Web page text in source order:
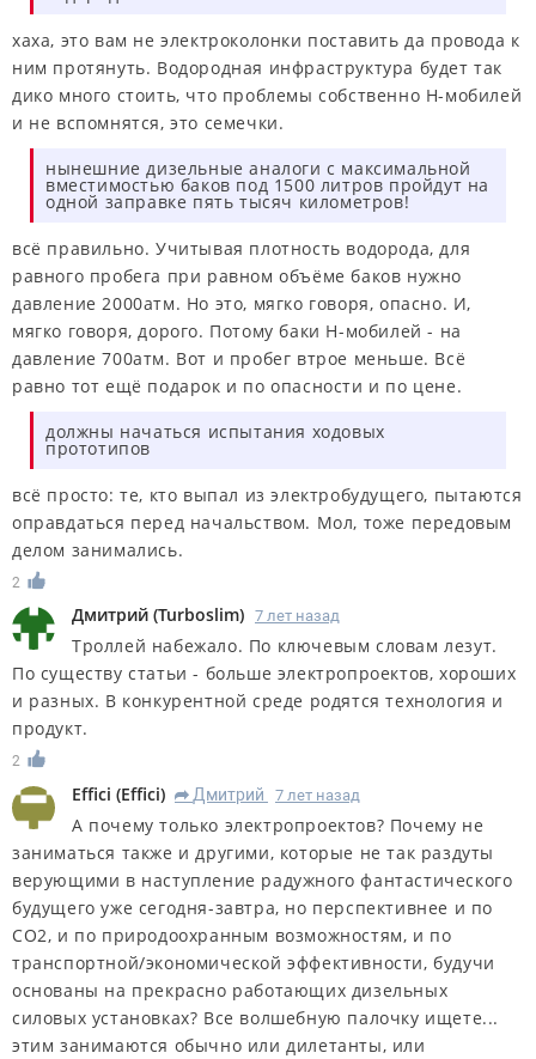
хаха, это вам не электроколонки поставить да провода к
ним протянуть. Водородная инфраструктура будет так
дико много стоить, что проблемы собственно Н-мобилей
и не вспомнятся, это семечки.
нынешние дизельные аналоги с максимальной
вместимостью баков под 1500 литров ­пройдут на
одной заправке пять тысяч километров!
всё правильно. Учитывая плотность водорода, для
равного пробега при равном объёме баков нужно
давление 2000атм. Но это, мягко говоря, опасно. И,
мягко говоря, дорого. Потому баки H-мобилей - на
давление 700атм. Вот и пробег втрое меньше. Всё
равно тот ещё подарок и по опасности и по цене.
должны начаться испытания ходовых
прототипов
всё просто: те, кто выпал из электробудущего, пытаются
оправдаться перед начальством. Мол, тоже передовым
делом занимались.
2
Дмитрий (Turboslim) 7 лет назад
Троллей набежало. По ключевым словам лезут.
По существу статьи - больше электропроектов, хороших
и разных. В конкурентной среде родятся технология и
продукт.
2
Effici (Effici) R Дмитрий 7 лет назад
А почему только электропроектов? Почему не
заниматься также и другими, которые не так раздуты
верующими в наступление радужного фантастического
будущего уже сегодня-завтра, но перспективнее и по
СО2, и по природоохранным возможностям, и по
транспортной/экономической эффективности, будучи
основаны на прекрасно работающих дизельных
силовых установках? Все волшебную палочку ищете...
этим занимаются обычно или дилетанты, или